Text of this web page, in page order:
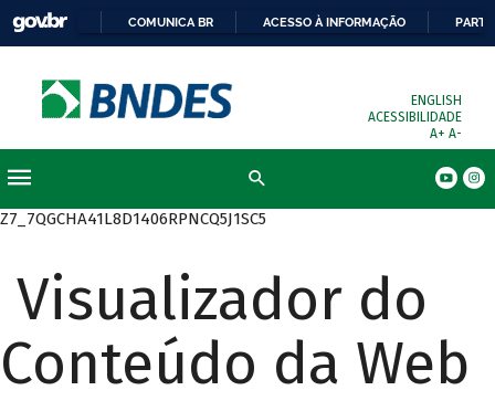
COMUNICA BR ACESSO À INFORMAÇÃO
ENGLISH
ACESSIBILIDADE
A+ A-
Z7_7QGCHA41L8D1406RPNCQ5J1SC5
Visualizador do
Conteúdo da Web